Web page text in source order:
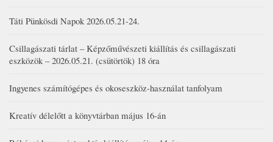
Táti Pünkösdi Napok 2026.05.21-24.
Csillagászati tárlat – Képzőművészeti kiállítás és csillagászati
eszközök – 2026.05.21. (csütörtök) 18 óra
Ingyenes számítógépes és okoseszköz-használat tanfolyam
Kreatív délelőtt a könyvtárban május 16-án